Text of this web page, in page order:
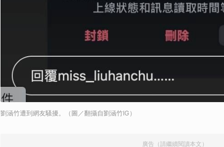
劉涵竹遭到網友騷擾。（圖／翻攝自劉涵竹IG）
廣告（請繼續閱讀本文）